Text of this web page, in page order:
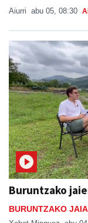
Aiurri abu 05, 08:30
Buruntzako
BURUNTZAKO